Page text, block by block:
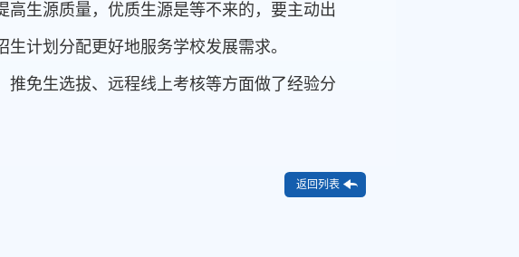
生源质量，优质生源是等不来的，要主动出
计划分配更好地服务学校发展需求。
免生选拔、远程线上考核等方面做了经验分
返回列表